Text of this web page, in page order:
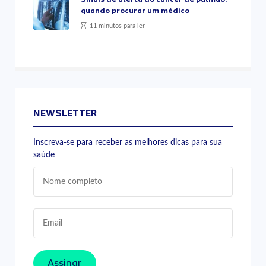
quando procurar um médico
11 minutos para ler
NEWSLETTER
Inscreva-se para receber as melhores dicas para sua
saúde
Assinar